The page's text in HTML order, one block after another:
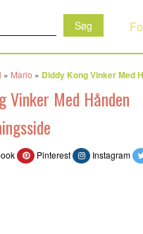
» Mario » Diddy Kong Vinker Med
Vinker Med Hånden
Pinterest Instagram